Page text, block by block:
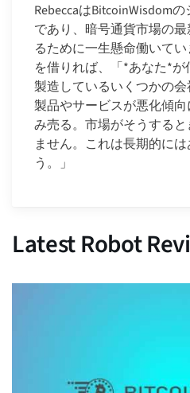
RebeccaはBitcoinWisdom
であり、暗号通貨市場の
るために一生懸命働いて
を借りれば、「*あなた*
製造しているいくつかの
製品やサービスが悪化傾
み売る。市場がそうする
ません。これは長期的に
う。」
Latest Robot